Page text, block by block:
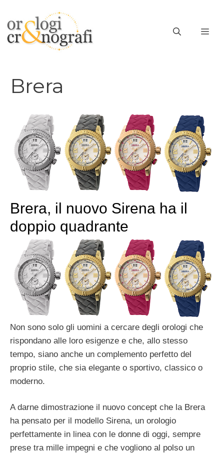
contenuto
Brera
Brera, il nuovo Sirena ha il
doppio quadrante
Non sono solo gli uomini a cercare degli orologi che
rispondano alle loro esigenze e che, allo stesso
tempo, siano anche un complemento perfetto del
proprio stile, che sia elegante o sportivo, classico o
moderno.
A darne dimostrazione il nuovo concept che la Brera
ha pensato per il modello Sirena, un orologio
perfettamente in linea con le donne di oggi, sempre
prese tra mille impegni e che vogliono al polso un